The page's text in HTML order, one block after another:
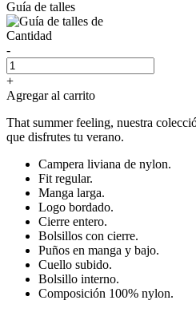
Guía de talles
Cantidad
-
+
Agregar al carrito
That summer feeling, nuestra
que disfrutes tu verano.
Campera liviana de nylon.
Fit regular.
Manga larga.
Logo bordado.
Cierre entero.
Bolsillos con cierre.
Puños en manga y bajo.
Cuello subido.
Bolsillo interno.
Composición 100% nylon.